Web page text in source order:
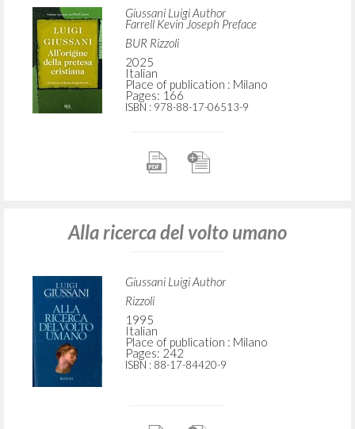
Giussani Luigi Author
Farrell Kevin Joseph Preface
BUR Rizzoli
2025
Italian
Place of publication : Milano
Pages: 166
ISBN : 978-88-17-06513-9
Alla ricerca del volto umano
Giussani Luigi Author
Rizzoli
1995
Italian
Place of publication : Milano
Pages: 242
ISBN : 88-17-84420-9